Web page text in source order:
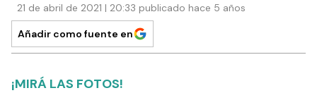
21 de abril de 2021 | 20:33 publicado hace 5 años
Añadir como fuente en
¡MIRÁ LAS FOTOS!